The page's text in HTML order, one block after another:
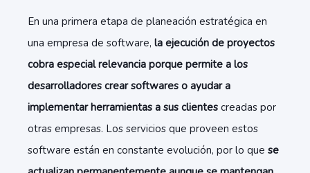
En una primera etapa de planeación estratégica en
una empresa de software, la ejecución de proyectos
cobra especial relevancia porque permite a los
desarrolladores crear softwares o ayudar a
implementar herramientas a sus clientes creadas por
otras empresas. Los servicios que proveen estos
software están en constante evolución, por lo que se